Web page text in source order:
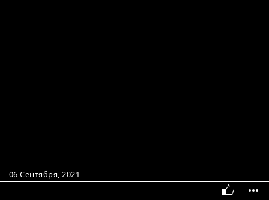
06 Сентября, 2021